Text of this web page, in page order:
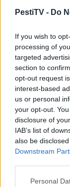
PestiTV - Do
If you wish to
processing of
targeted
section to
opt-out request
interest-based
us or personal
your opt-out.
disclosure of
IAB’s list of
also be
Downstream
Please note
Personal
A Hálózat